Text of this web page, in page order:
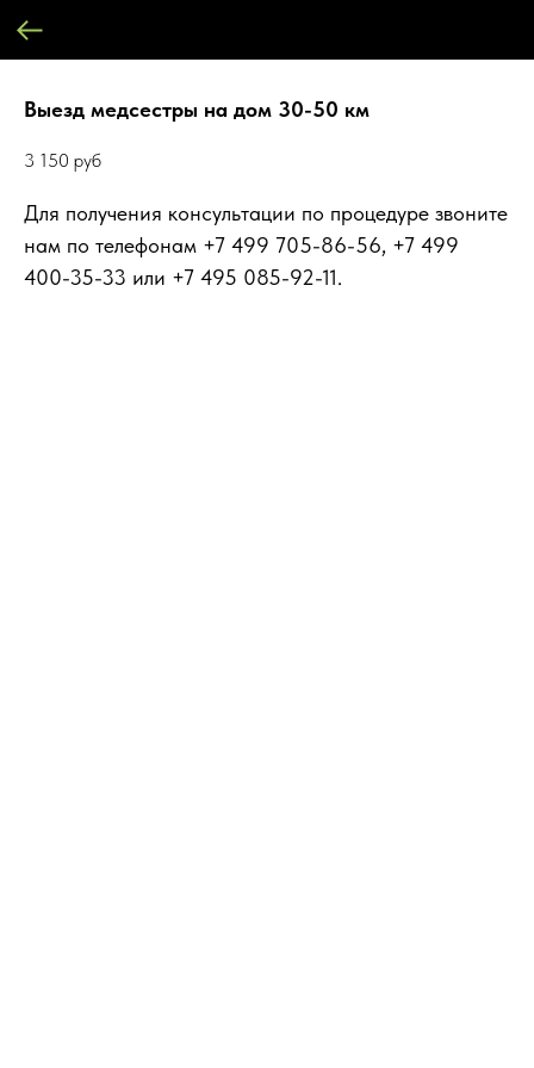
Выезд медсестры на дом 30-50 км
3 150 руб
Для получения консультации по процедуре звоните
нам по телефонам +7 499 705-86-56, +7 499
400-35-33 или +7 495 085-92-11.